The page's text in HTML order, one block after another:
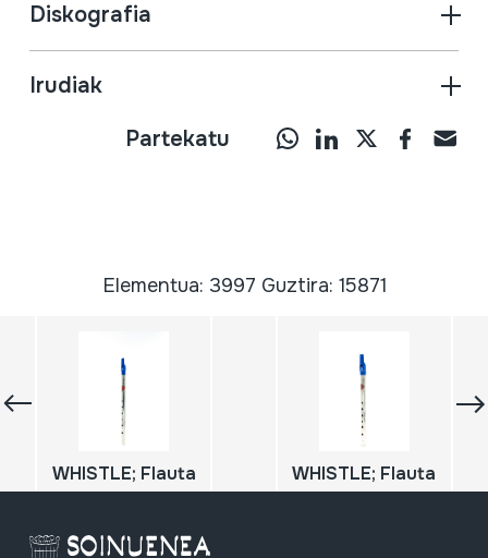
Diskografia
Irudiak
Partekatu
Elementua: 3997 Guztira: 15871
WHISTLE; Flauta WHISTLE; Flauta